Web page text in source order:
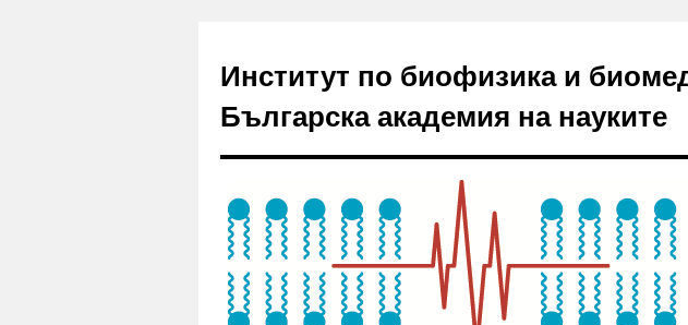
Институт по биофизика и
Българска академия на науките